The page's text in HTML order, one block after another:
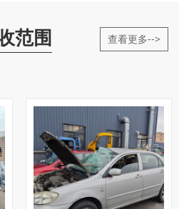
范围 查看更多-->